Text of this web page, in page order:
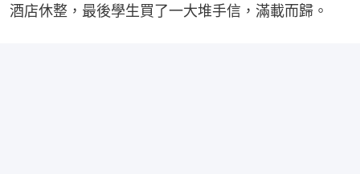
酒店休整，最後學生買了一大堆手信，滿載而歸。